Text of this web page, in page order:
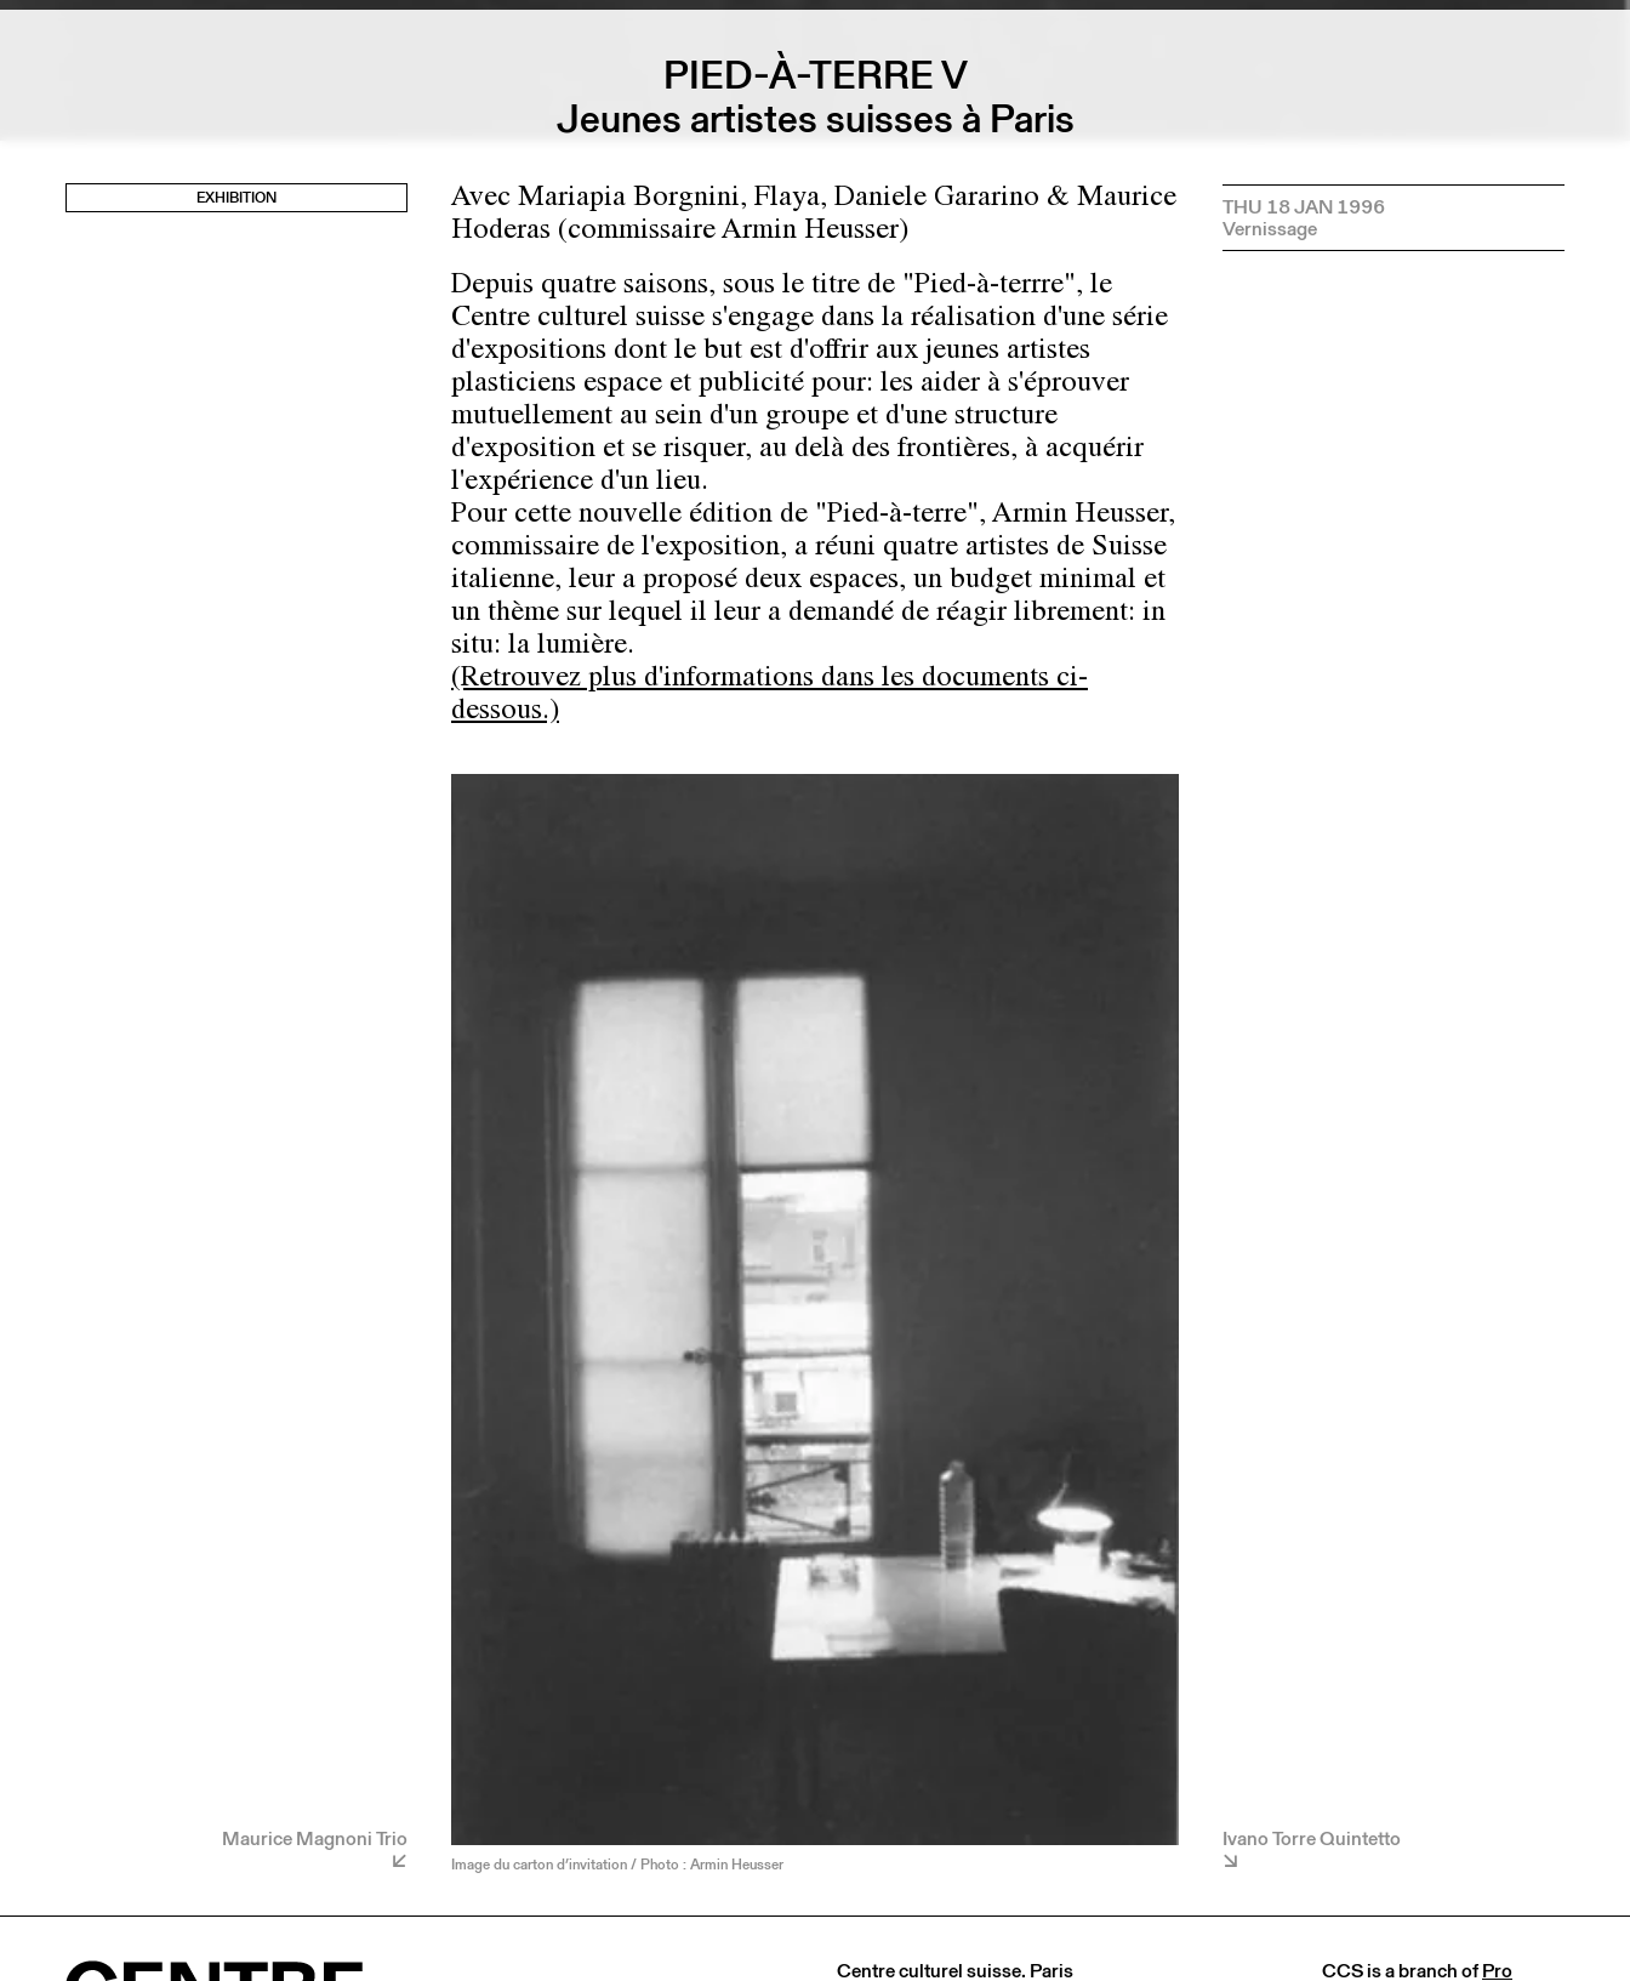
PIED-À-TERRE V
Jeunes artistes suisses à Paris
EXHIBITION
Maurice Magnoni Trio
Avec Mariapia Borgnini, Flaya, Daniele Gararino & Maurice
Hoderas (commissaire Armin Heusser)
Depuis quatre saisons, sous le titre de "Pied-à-terrre", le
Centre culturel suisse s'engage dans la réalisation d'une série
d'expositions dont le but est d'offrir aux jeunes artistes
plasticiens espace et publicité pour: les aider à s'éprouver
mutuellement au sein d'un groupe et d'une structure
d'exposition et se risquer, au delà des frontières, à acquérir
l'expérience d'un lieu.
Pour cette nouvelle édition de "Pied-à-terre", Armin Heusser,
commissaire de l'exposition, a réuni quatre artistes de Suisse
italienne, leur a proposé deux espaces, un budget minimal et
un thème sur lequel il leur a demandé de réagir librement: in
situ: la lumière.
(Retrouvez plus d'informations dans les documents ci-
dessous.)
Image du carton d’invitation / Photo : Armin Heusser
THU 18 JAN 1996
Ivano Torre Quintetto
Centre culturel suisse. Paris CCS is a branch ofPro